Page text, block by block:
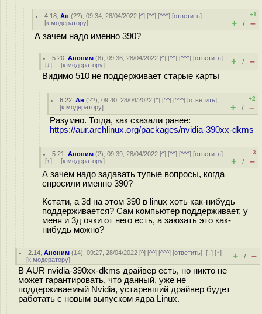
4.18 ,Ан (??), 09:34, 28/04/2022 [^] [^^] [^^^] [ответить]
[к модератору]
+1
+ / –
А зачем надо именно 390?
5.20 ,Аноним (8), 09:36, 28/04/2022 [^] [^^] [^^^] [ответить]
[↓] [к модератору] + / –
Видимо 510 не поддерживает старые карты
6.22 ,Ан (??), 09:40, 28/04/2022 [^] [^^] [^^^] [ответить]
[к модератору]
+2
+ / –
Разумно. Тогда, как сказали ранее:
https://aur.archlinux.org/packages/nvidia-390xx-dkms
5.21 ,Аноним (2), 09:39, 28/04/2022 [^] [^^] [^^^] [ответить]
[↑] [к модератору]
–3
+ / –
А зачем надо задавать тупые вопросы, когда
спросили именно 390?
Кстати, а 3d на этом 390 в linux хоть как-нибудь
поддерживается? Сам компьютер поддерживает, у
меня и 3д очки от него есть, а заюзать это как-
нибудь можно?
2.14 ,Аноним (14), 09:27, 28/04/2022 [^] [^^] [^^^] [ответить][↓] [↑]
[к модератору] + / –
В AUR nvidia-390xx-dkms драйвер есть, но никто не
может гарантировать, что данный, уже не
поддерживаемый Nvidia, устаревший драйвер будет
работать с новым выпуском ядра Linux.